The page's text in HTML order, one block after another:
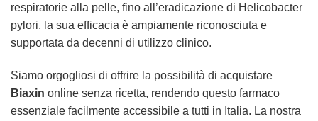
respiratorie alla pelle, fino all’eradicazione di Helicobacter
pylori, la sua efficacia è ampiamente riconosciuta e
supportata da decenni di utilizzo clinico.
Siamo orgogliosi di offrire la possibilità di acquistare
Biaxin online senza ricetta, rendendo questo farmaco
essenziale facilmente accessibile a tutti in Italia. La nostra